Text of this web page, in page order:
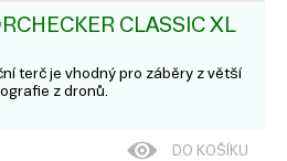
CLASSIC XL
terč je vhodný pro záběry z větší
z dronů.
DO KOŠÍKU